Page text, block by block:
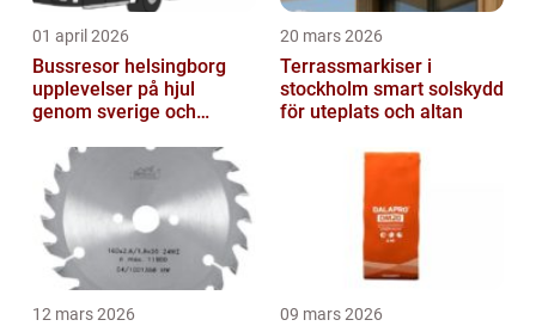
01 april 2026
Bussresor helsingborg
upplevelser på hjul
genom sverige och
20 mars 2026
Terrassmarkiser i
stockholm smart solskydd
för uteplats och altan
12 mars 2026 09 mars 2026